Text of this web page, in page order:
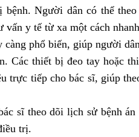
bệnh. Người dân có thể
vấn y tế từ xa một cách
phổ biến, giúp người
Các thiết bị đeo tay hoặc
trực tiếp cho bác sĩ, giúp
sĩ theo dõi lịch sử bệnh án
trị.